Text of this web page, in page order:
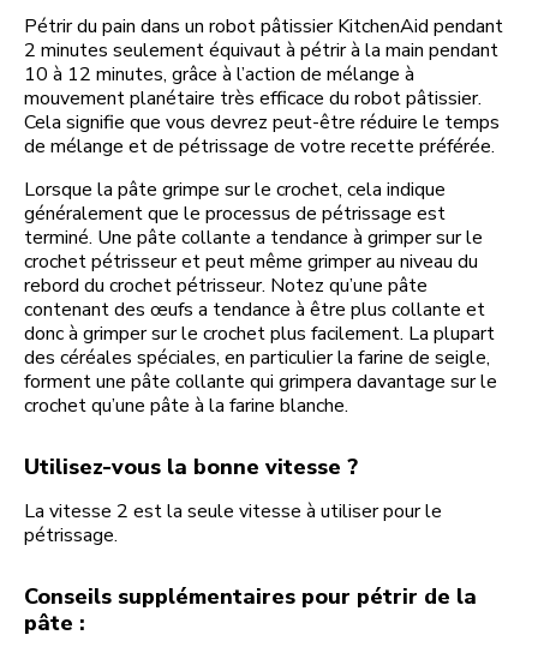
Pétrir du pain dans un robot pâtissier KitchenAid pendant
2 minutes seulement équivaut à pétrir à la main pendant
10 à 12 minutes, grâce à l’action de mélange à
mouvement planétaire très efficace du robot pâtissier.
Cela signifie que vous devrez peut-être réduire le temps
de mélange et de pétrissage de votre recette préférée.
Lorsque la pâte grimpe sur le crochet, cela indique
généralement que le processus de pétrissage est
terminé. Une pâte collante a tendance à grimper sur le
crochet pétrisseur et peut même grimper au niveau du
rebord du crochet pétrisseur. Notez qu’une pâte
contenant des œufs a tendance à être plus collante et
donc à grimper sur le crochet plus facilement. La plupart
des céréales spéciales, en particulier la farine de seigle,
forment une pâte collante qui grimpera davantage sur le
crochet qu’une pâte à la farine blanche.
Utilisez-vous la bonne vitesse ?
La vitesse 2 est la seule vitesse à utiliser pour le
pétrissage.
Conseils supplémentaires pour pétrir de la
pâte :